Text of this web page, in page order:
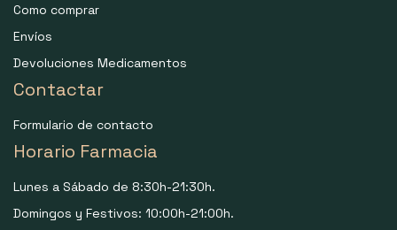
Como comprar
Envíos
Devoluciones Medicamentos
Contactar
Formulario de contacto
Horario Farmacia
Lunes a Sábado de 8:30h-21:30h.
Domingos y Festivos: 10:00h-21:00h.